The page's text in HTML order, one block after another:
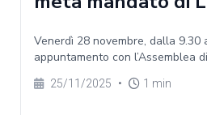
Venerdì 28 novembre, dalla 9.30
appuntamento con l’Assemblea
25/11/2025 • 1 min